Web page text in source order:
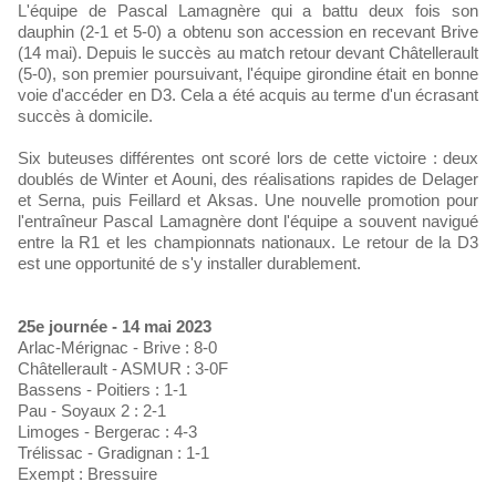
L'équipe de Pascal Lamagnère qui a battu deux fois son
dauphin (2-1 et 5-0) a obtenu son accession en recevant Brive
(14 mai). Depuis le succès au match retour devant Châtellerault
(5-0), son premier poursuivant, l'équipe girondine était en bonne
voie d'accéder en D3. Cela a été acquis au terme d'un écrasant
succès à domicile.
Six buteuses différentes ont scoré lors de cette victoire : deux
doublés de Winter et Aouni, des réalisations rapides de Delager
et Serna, puis Feillard et Aksas. Une nouvelle promotion pour
l'entraîneur Pascal Lamagnère dont l'équipe a souvent navigué
entre la R1 et les championnats nationaux. Le retour de la D3
est une opportunité de s'y installer durablement.
25e journée - 14 mai 2023
Arlac-Mérignac - Brive : 8-0
Châtellerault - ASMUR : 3-0F
Bassens - Poitiers : 1-1
Pau - Soyaux 2 : 2-1
Limoges - Bergerac : 4-3
Trélissac - Gradignan : 1-1
Exempt : Bressuire